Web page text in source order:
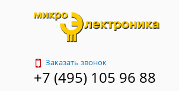
Заказать звонок
+7 (495) 105 96 88